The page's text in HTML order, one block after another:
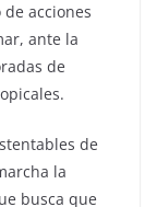
acciones
ante la
de
de
la
busca que